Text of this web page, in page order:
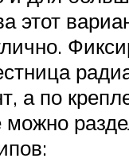
этот
а по
можно